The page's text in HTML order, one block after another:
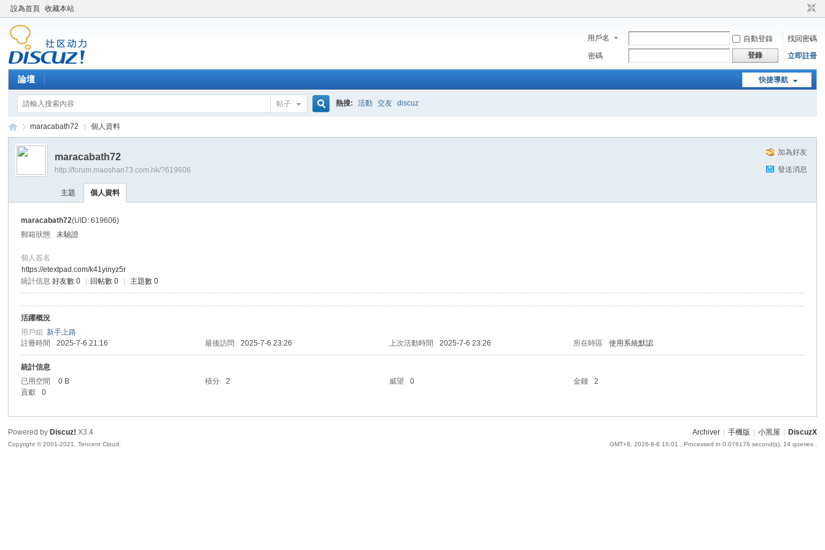
設為首頁 收藏本站
用戶名 自動登錄
找回密碼
密碼
登錄 立即註冊
快捷導航
論壇
帖子 熱搜: 活動 交友 discuz
›
maracabath72 個人資料
加為好友
發送消息
maracabath72
http://forum.maoshan73.com.hk/?619606
主題 個人資料
maracabath72(UID: 619606)
郵箱狀態
未驗證
個人簽名
https://etextpad.com/k41yinyz5r
統計信息 好友數 0 回帖數 0 主題數 0
活躍概況
用戶組新手上路
註冊時間
2025-7-6 21:16 最後訪問 2025-7-6 23:26 上次活動時間 2025-7-6 23:26 所在時區 使用系統默認
統計信息
已用空間
0 B 積分 2 威望 0 金錢
2
貢獻
0
Archiver 手機版 小黑屋 DiscuzX
GMT+8, 2026-8-6 16:01 , Processed in 0.076176 second(s), 14 queries .
Powered by Discuz! X3.4
Copyright © 2001-2021, Tencent Cloud.